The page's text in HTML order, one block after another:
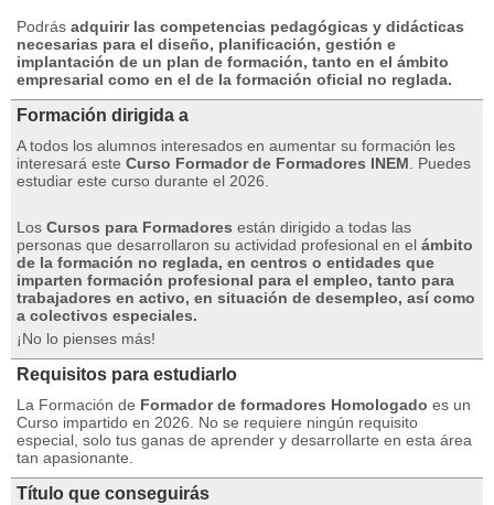
Podrás adquirir las competencias pedagógicas y didácticas
necesarias para el diseño, planificación, gestión e
implantación de un plan de formación, tanto en el ámbito
empresarial como en el de la formación oficial no reglada.
Formación dirigida a
A todos los alumnos interesados ​​en aumentar su formación les
interesará este Curso Formador de Formadores INEM
Puedes
estudiar este curso durante el 2026.
Los Cursos para Formadores están dirigido a todas las
personas que desarrollaron su actividad profesional en el ámbito
de la formación no reglada, en centros o entidades que
imparten formación profesional para el empleo, tanto para
trabajadores en activo, en situación de desempleo, así como
a colectivos especiales.
¡No lo pienses más!
Requisitos para estudiarlo
La Formación de Formador de formadores Homologado es un
Curso impartido en 2026. No se requiere ningún requisito
especial, solo tus ganas de aprender y desarrollarte en esta área
tan apasionante.
Título que conseguirás